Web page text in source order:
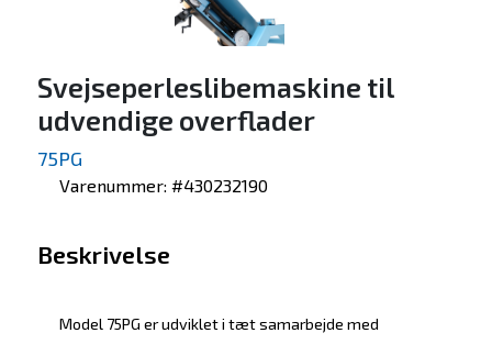
Svejseperleslibemaskine til
udvendige overflader
75PG
Varenummer: #430232190
Beskrivelse
Model 75PG er udviklet i tæt samarbejde med